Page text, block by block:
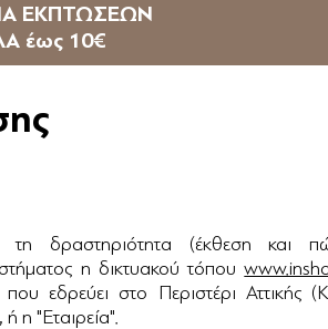
ΕΚΠΤΩΣΕΩΝ
έως 10€
δραστηριότητα (έκθεση και
η δικτυακού τόπου
εδρεύει στο Περιστέρι Αττικής
η "Εταιρεία".